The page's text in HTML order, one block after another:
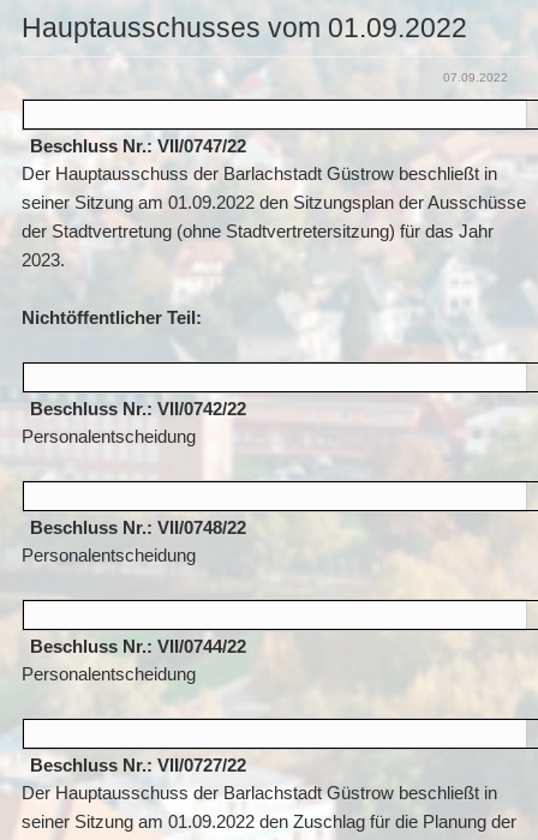
Hauptausschusses vom 01.09.2022
07.09.2022
Beschluss Nr.: VII/0747/22
Der Hauptausschuss der Barlachstadt Güstrow beschließt in
seiner Sitzung am 01.09.2022 den Sitzungsplan der Ausschüsse
der Stadtvertretung (ohne Stadtvertretersitzung) für das Jahr
2023.
Nichtöffentlicher Teil:
Beschluss Nr.: VII/0742/22
Personalentscheidung
Beschluss Nr.: VII/0748/22
Personalentscheidung
Beschluss Nr.: VII/0744/22
Personalentscheidung
Beschluss Nr.: VII/0727/22
Der Hauptausschuss der Barlachstadt Güstrow beschließt in
seiner Sitzung am 01.09.2022 den Zuschlag für die Planung der